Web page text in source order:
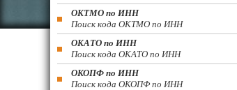
ОКТМО по ИНН
Поиск кода ОКТМО по ИНН
ОКАТО по ИНН
Поиск кода ОКАТО по ИНН
ОКОПФ по ИНН
Поиск кода ОКОПФ по ИНН